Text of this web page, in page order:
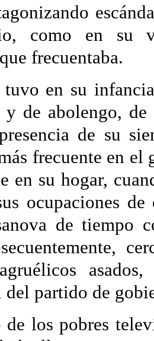
como en su
frecuentaba.
tuvo en su
de abolengo,
de su
frecuente en
en su hogar,
ocupaciones
de tiempo
del partido de
de los pobres